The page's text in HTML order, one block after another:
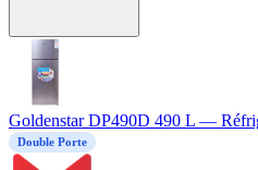
Goldenstar DP490D 490 L —
Double Porte